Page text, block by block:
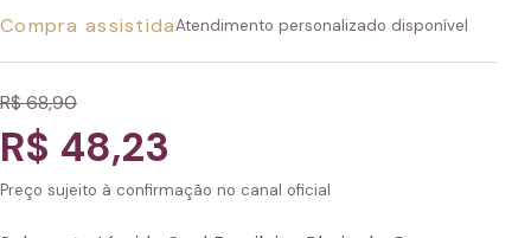
Compra assistidaAtendimento personalizado disponível
R$ 68,90
R$ 48,23
Preço sujeito à confirmação no canal oficial